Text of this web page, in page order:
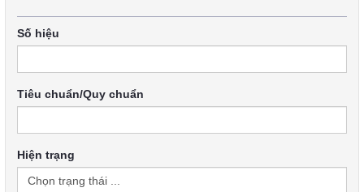
Số hiệu
Tiêu chuẩn/Quy chuẩn
Hiện trạng